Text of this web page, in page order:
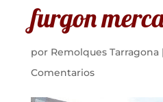
furgon
por Remolques Tarragona|
Comentarios